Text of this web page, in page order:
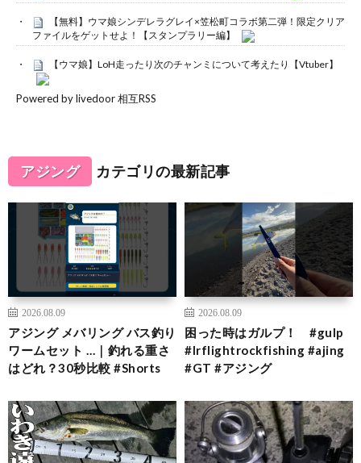
【無料】ウマ娘シンデレラグレイ×笠松町コラボ第二弾！限定クリア
ファイルをゲットせよ！【スタンプラリー編】
【ウマ娘】LoH走ったり次のチャンミについて考えたり【Vtuber】
Powered by livedoor 相互RSS
アジング カテゴリの最新記事
2026.08.09
アジング メバリング バス釣り
ワームセット …｜釣れる重さ
はどれ？30秒比較 #Shorts
2026.08.09
困った時はガルプ！ #gulp
#lrflightrockfishing #ajing
#GT #アジング